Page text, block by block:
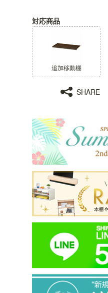
対応商品
追加移動棚
SHARE